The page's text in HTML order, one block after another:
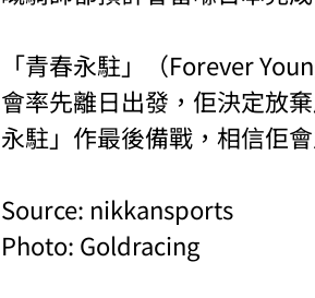
「青春永駐」（Forever
會率先離日出發，佢決定放
永駐」作最後備戰，相信佢
Source: nikkansports
Photo: Goldracing